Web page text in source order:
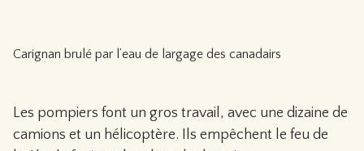
Carignan brulé par l’eau de largage des canadairs
Les pompiers font un gros travail, avec une dizaine de
camions et un hélicoptère. Ils empêchent le feu de